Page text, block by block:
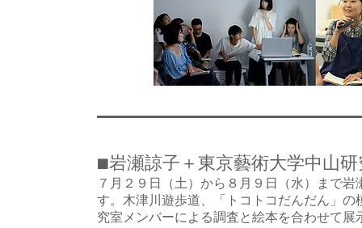
■岩瀬諒子＋東京藝術大学中山
７月２９日（土）から８月９日（水）まで
す。木津川遊歩道、「トコトコだんだん」
究室メンバーによる調査と絵本を合わせて展